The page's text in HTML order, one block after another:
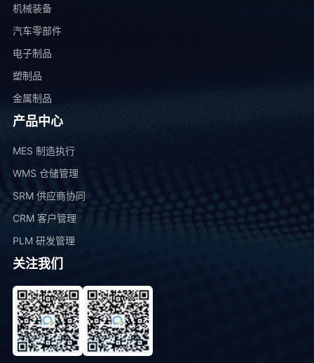
机械装备
汽车零部件
电子制品
塑制品
金属制品
产品中心
MES 制造执行
WMS 仓储管理
SRM 供应商协同
CRM 客户管理
PLM 研发管理
关注我们